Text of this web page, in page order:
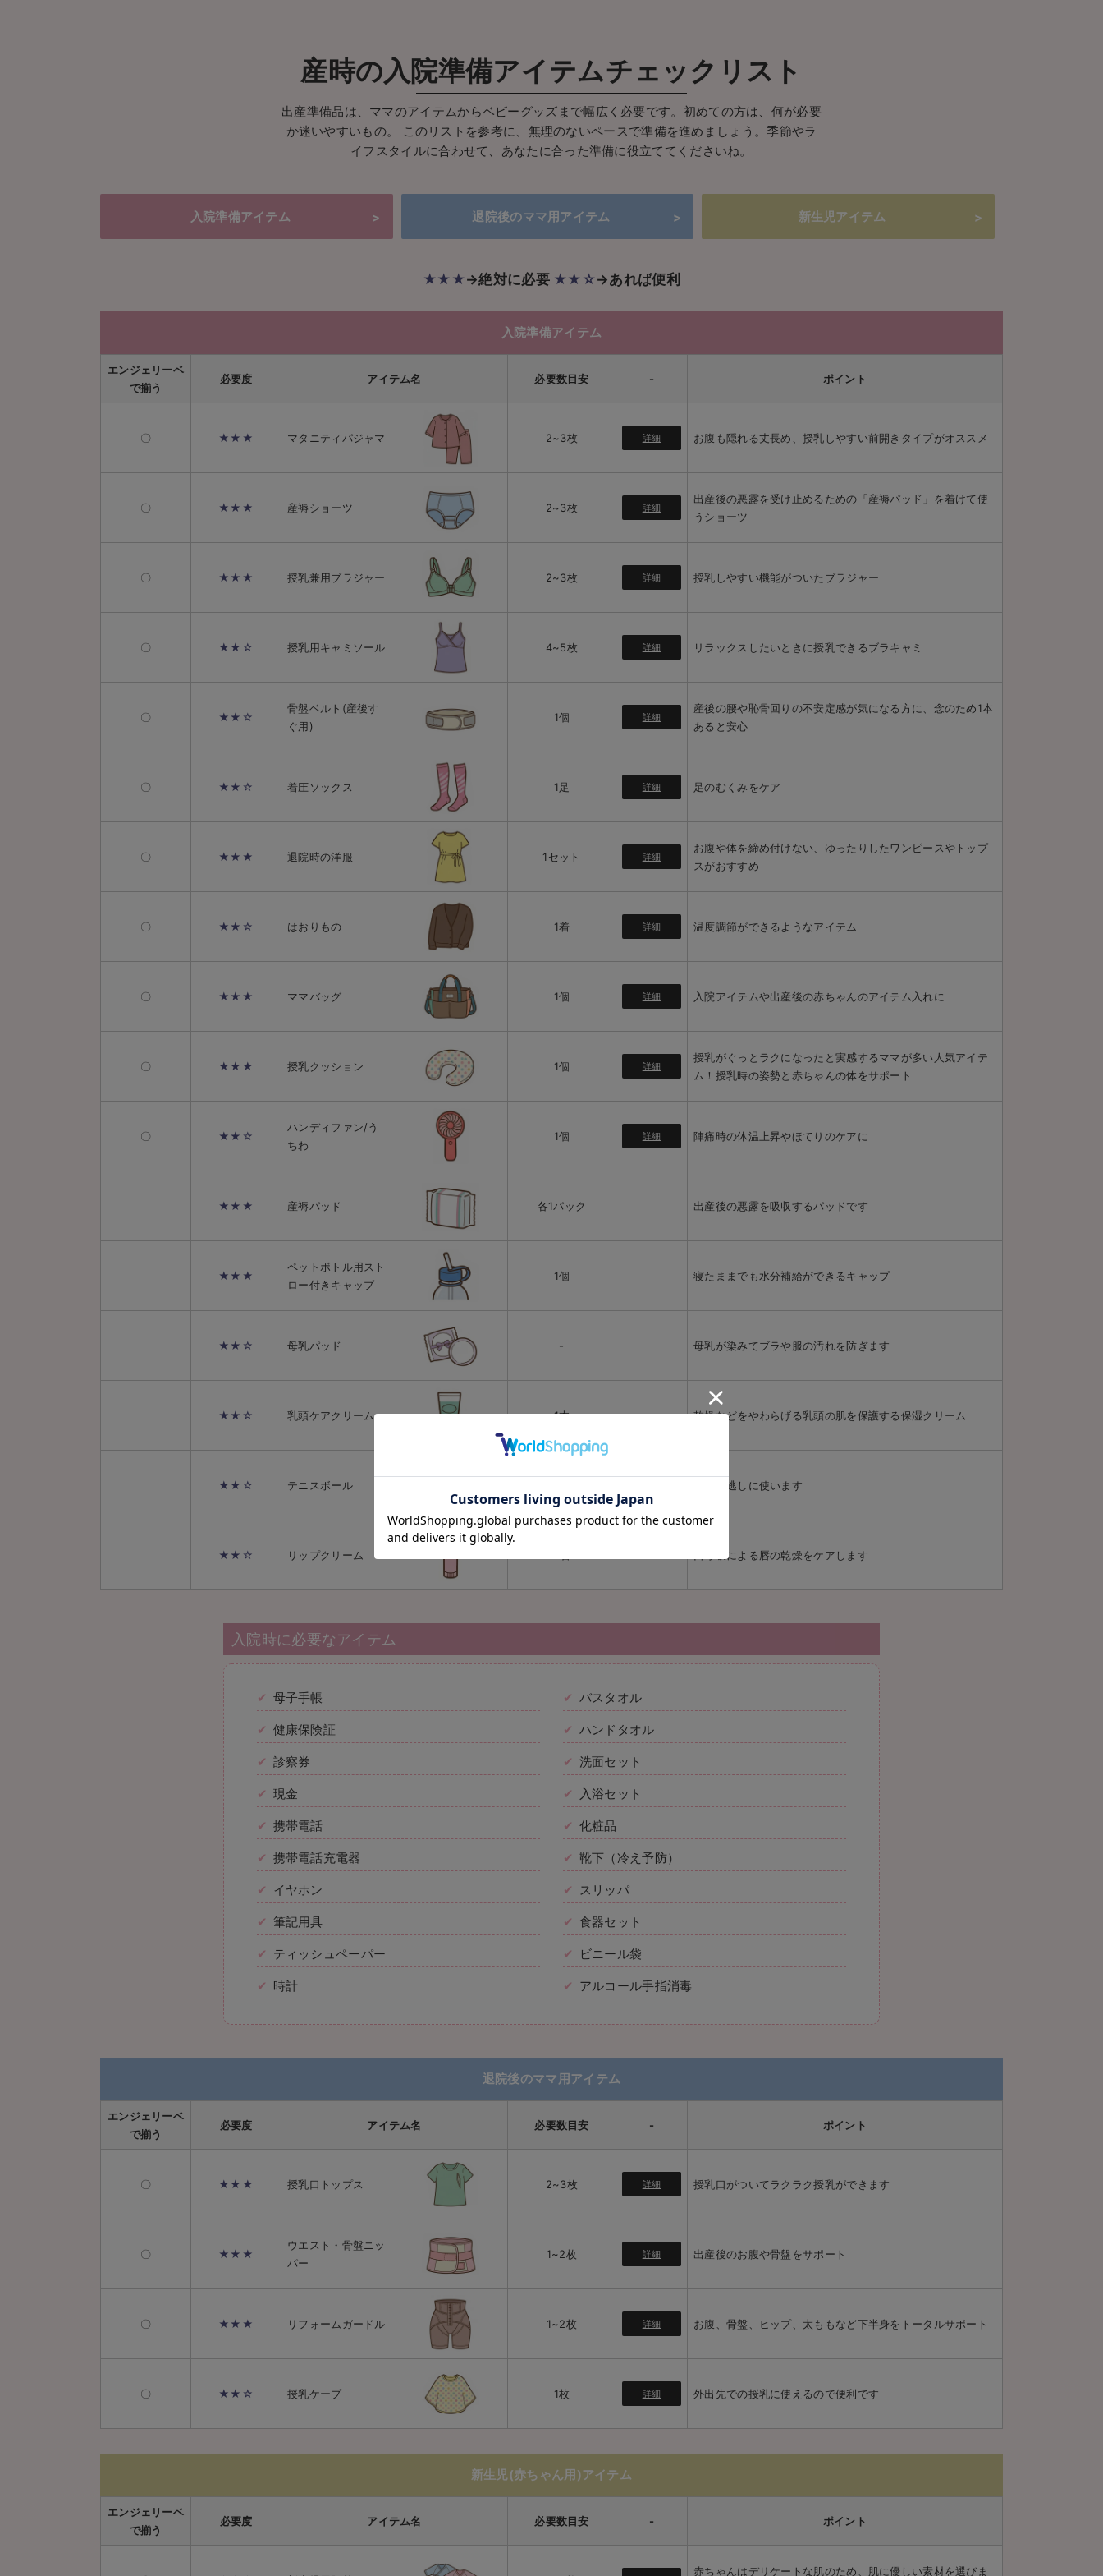
産時の入院準備アイテムチェックリスト
出産準備品は、ママのアイテムからベビーグッズまで幅広く必要です。初めての方は、何が必要
か迷いやすいもの。 このリストを参考に、無理のないペースで準備を進めましょう。季節やラ
イフスタイルに合わせて、あなたに合った準備に役立ててくださいね。
入院準備アイテム 退院後のママ用アイテム 新生児アイテム
★★★ →絶対に必要 ★★☆ →あれば便利
入院準備アイテム
エンジェリーベ
で揃う
必要度 アイテム名 必要数目安 - ポイント
〇 ★★★ マタニティパジャマ 2~3枚 詳細 お腹も隠れる丈長め、授乳しやすい前開きタイプがオススメ
〇 ★★★ 産褥ショーツ 2~3枚 詳細
出産後の悪露を受け止めるための「産褥パッド」を着けて使
うショーツ
〇 ★★★ 授乳兼用ブラジャー 2~3枚 詳細 授乳しやすい機能がついたブラジャー
〇 ★★☆ 授乳用キャミソール 4~5枚 詳細 リラックスしたいときに授乳できるブラキャミ
〇 ★★☆
骨盤ベルト(産後す
ぐ用)
1個 詳細
産後の腰や恥骨回りの不安定感が気になる方に、念のため1本
あると安心
〇 ★★☆ 着圧ソックス 1足 詳細 足のむくみをケア
〇 ★★★ 退院時の洋服 1セット 詳細
お腹や体を締め付けない、ゆったりしたワンピースやトップ
スがおすすめ
〇 ★★☆ はおりもの 1着 詳細 温度調節ができるようなアイテム
〇 ★★★ ママバッグ 1個 詳細 入院アイテムや出産後の赤ちゃんのアイテム入れに
〇 ★★★ 授乳クッション 1個 詳細
授乳がぐっとラクになったと実感するママが多い人気アイテ
ム！授乳時の姿勢と赤ちゃんの体をサポート
〇 ★★☆
ハンディファン/う
ちわ
1個 詳細 陣痛時の体温上昇やほてりのケアに
★★★ 産褥パッド 各1パック 出産後の悪露を吸収するパッドです
★★★
ペットボトル用スト
ロー付きキャップ
1個 寝たままでも水分補給ができるキャップ
★★☆ 母乳パッド - 母乳が染みてブラや服の汚れを防ぎます
★★☆ 乳頭ケアクリーム 1本 乾燥などをやわらげる乳頭の肌を保護する保湿クリーム
★★☆ テニスボール いきみ逃しに使います
★★☆ リップクリーム 口呼吸による唇の乾燥をケアします
入院時に必要なアイテム
母子手帳
健康保険証
診察券
現金
携帯電話
携帯電話充電器
イヤホン
筆記用具
ティッシュペーパー
時計
バスタオル
ハンドタオル
洗面セット
入浴セット
化粧品
靴下（冷え予防）
スリッパ
食器セット
ビニール袋
アルコール手指消毒
退院後のママ用アイテム
エンジェリーベ
で揃う
必要度 アイテム名 必要数目安 - ポイント
〇 ★★★ 授乳口トップス 2~3枚 詳細 授乳口がついてラクラク授乳ができます
〇 ★★★
ウエスト・骨盤ニッ
パー
1~2枚 詳細 出産後のお腹や骨盤をサポート
〇 ★★★ リフォームガードル 1~2枚 詳細 お腹、骨盤、ヒップ、太ももなど下半身をトータルサポート
〇 ★★☆ 授乳ケープ 1枚 詳細 外出先での授乳に使えるので便利です
新生児(赤ちゃん用)アイテム
エンジェリーベ
で揃う
必要度 アイテム名 必要数目安 - ポイント
赤ちゃんはデリケートな肌のため、肌に優しい素材を選びま